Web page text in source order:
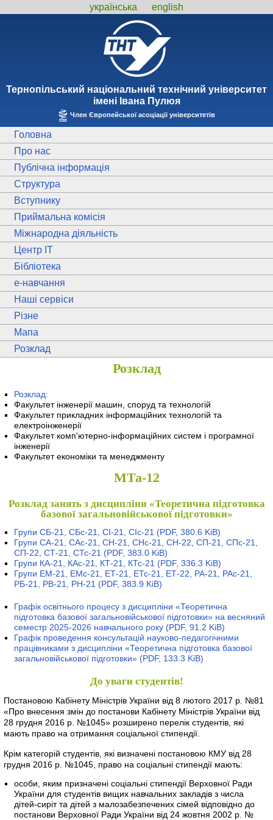
українська english
Тернопiльський національний технiчний унiверситет
iменi Iвана Пулюя
Член Європейської асоціації університетів
Головна
Про нас
Публічна інформація
Структура
Вступнику
Приймальна комісія
Міжнародна діяльність
Центр ІТ
Бібліотека
e-навчання
Наші сервіси
Різне
Мапа
Розклад
Розклад
Розклад:
Факультет інженерії машин, споруд та технологій
Факультет прикладних інформаційних технологій та
електроінженерії
Факультет комп'ютерно-інформаційних систем і програмної
інженерії
Факультет економіки та менеджменту
МТа-12
Розклад занять з дисципліни «Теоретична підготовка
базової загальновійськової підготовки»
Групи СБ-21, СБс-21, СІ-21, СІс-21 (PDF, 380.6 KiB)
Групи СА-21, САс-21, СН-21, СНс-21, СН-22, СП-21, СПс-21,
СП-22, СТ-21, СТс-21 (PDF, 383.0 KiB)
Групи КА-21, КАс-21, КТ-21, КТс-21 (PDF, 336.3 KiB)
Групи ЕМ-21, ЕМс-21, ЕТ-21, ЕТс-21, ЕТ-22, РА-21, РАс-21,
РБ-21, РВ-21, РН-21 (PDF, 383.9 KiB)
Графік освітнього процесу з дисципліни «Теоретична
підготовка базової загальновійськової підготовки» на весняний
семестр 2025-2026 навчального року (PDF, 91.2 KiB)
Графік проведення консультацій науково-педагогічними
працівниками з дисципліни «Теоретична підготовка базової
загальновійськової підготовки» (PDF, 133.3 KiB)
До уваги студентів!
Постановою Кабінету Міністрів України від 8 лютого 2017 р. №81
«Про внесення змін до постанови Кабінету Міністрів України від
28 грудня 2016 р. №1045» розширено перелік студентів, які
мають право на отримання соціальної стипендії.
Крім категорій студентів, які визначені постановою КМУ від 28
грудня 2016 р. №1045, право на соціальні стипендії мають:
особи, яким призначені соціальні стипендії Верховної Ради
України для студентів вищих навчальних закладів з числа
дітей-сиріт та дітей з малозабезпечених сімей відповідно до
постанови Верховної Ради України від 24 жовтня 2002 р. №